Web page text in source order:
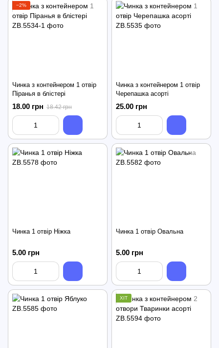
−2%
Чинка з контейнером 1 отвір
Піранья в блістері
18.00 грн 18.42 грн
Чинка з контейнером 1 отвір
Черепашка асорті
25.00 грн
Чинка 1 отвір Ніжка
5.00 грн
Чинка 1 отвір Овальна
5.00 грн
ХІТ